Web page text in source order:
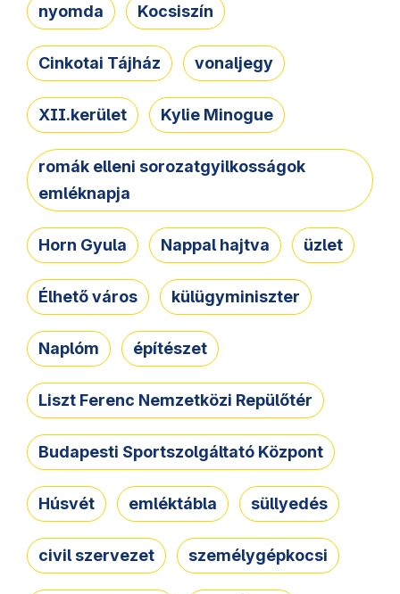
nyomda Kocsiszín
Cinkotai Tájház vonaljegy
XII.kerület Kylie Minogue
romák elleni sorozatgyilkosságok
emléknapja
Horn Gyula Nappal hajtva üzlet
Élhető város külügyminiszter
Naplóm építészet
Liszt Ferenc Nemzetközi Repülőtér
Budapesti Sportszolgáltató Központ
Húsvét emléktábla süllyedés
civil szervezet személygépkocsi